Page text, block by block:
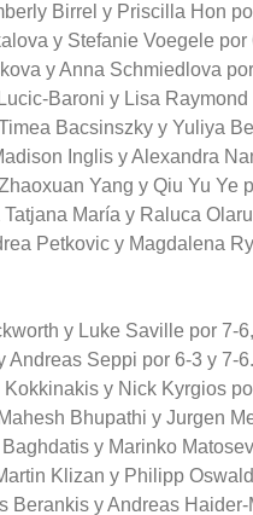
Birrel y Priscilla Hon
y Stefanie Voegele por
y Anna Schmiedlova
Baroni y Lisa Raymond
Bacsinszky y Yuliya
Inglis y Alexandra
Yang y Qiu Yu Ye
María y Raluca
Petkovic y Magdalena
y Luke Saville por 7-
Andreas Seppi por 6-3 y 7-6.
y Nick Kyrgios
Bhupathi y Jurgen
y Marinko
Klizan y Philipp
y Andreas Haider-